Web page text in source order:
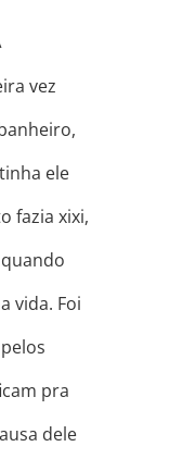
vez
ele
fazia xixi,
vida. Foi
pra
dele